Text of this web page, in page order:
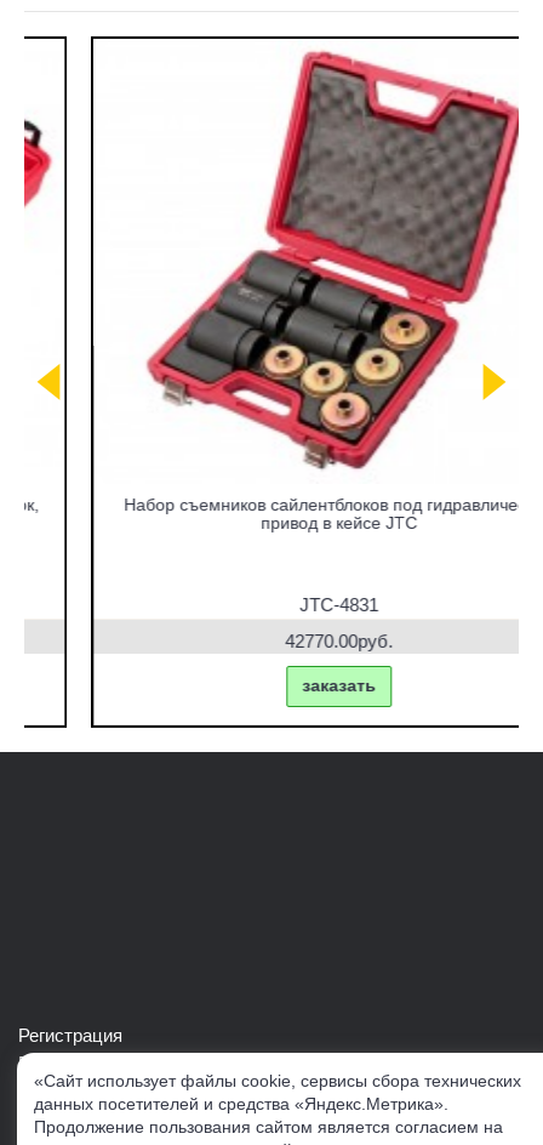
Набор съемников сайлентблоков под гидравлический
привод в кейсе JTC
JTC-4831
42770.00руб.
заказать
Регистрация
Войти в свой аккаунт
Скачать каталог продукции VERTUL
«Сайт использует файлы cookie, сервисы сбора технических
данных посетителей и средства «Яндекс.Метрика».
Продолжение пользования сайтом является согласием на